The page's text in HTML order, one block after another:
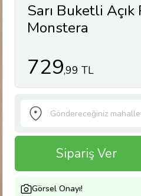
Sarı Buketli
Monstera
729,99 TL
Sipariş Ver
Görsel Onayı!